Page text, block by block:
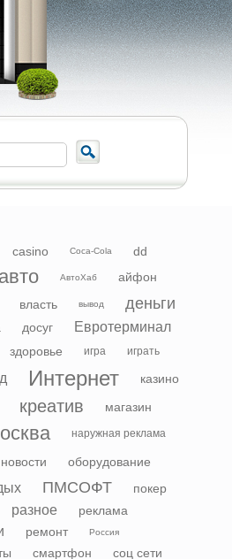
casino Coca-Cola
dd
авто АвтоХаб
айфон
власть вывод деньги
досуг Евротерминал
здоровье игра играть
Интернет
казино
креатив
магазин
наружная реклама
новости оборудование
ПМСОФТ
покер
разное реклама
ремонт Россия
смартфон соц сети